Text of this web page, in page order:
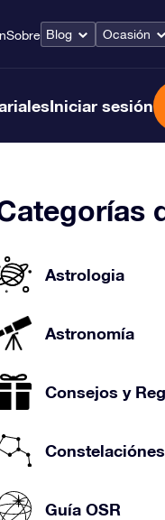
Sobre Blog Ocasión
Iniciar sesión
Astrologia
Astronomía
Consejos y
Constelaciónes
Guía OSR